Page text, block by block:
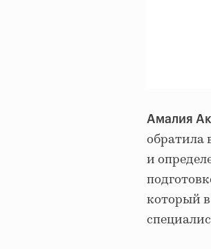
Амалия
обратила
и
который